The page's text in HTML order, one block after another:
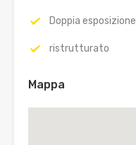
Doppia esposizione
ristrutturato
Mappa